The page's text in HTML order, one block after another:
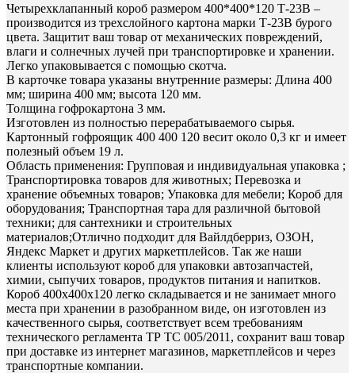
Четырехклапанный короб размером 400*400*120 Т-23В –
производится из трехслойного картона марки Т-23В бурого
цвета. Защитит ваш товар от механических повреждений,
влаги и солнечных лучей при транспортировке и хранении.
Легко упаковывается с помощью скотча.
В карточке товара указаны внутренние размеры: Длина 400
мм; ширина 400 мм; высота 120 мм.
Толщина гофрокартона 3 мм.
Изготовлен из полностью перерабатываемого сырья.
Картонный гофроящик 400 400 120 весит около 0,3 кг и имеет
полезный объем 19 л.
Область применения: Групповая и индивидуальная упаковка ;
Транспортировка товаров для животных; Перевозка и
хранение объемных товаров; Упаковка для мебели; Короб для
оборудования; Транспортная тара для различной бытовой
техники; для сантехники и строительных
материалов;Отлично подходит для Вайлдберриз, ОЗОН,
Яндекс Маркет и других маркетплейсов. Так же наши
клиенты используют короб для упаковки автозапчастей,
химии, сыпучих товаров, продуктов питания и напитков.
Короб 400х400х120 легко складывается и не занимает много
места при хранении в разобранном виде, он изготовлен из
качественного сырья, соответствует всем требованиям
технического регламента ТР ТС 005/2011, сохранит ваш товар
при доставке из интернет магазинов, маркетплейсов и через
транспортные компании.